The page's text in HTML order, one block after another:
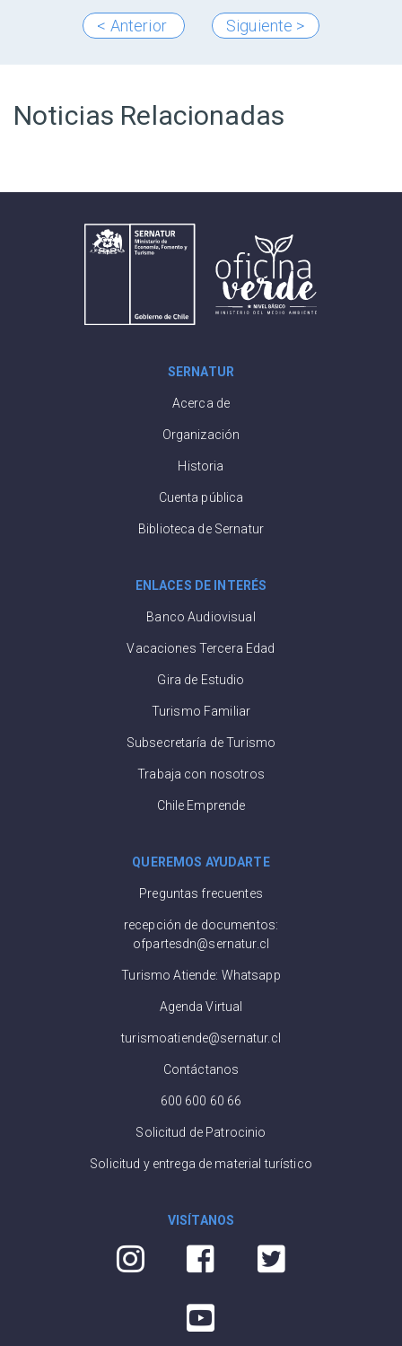
< Anterior Siguiente >
Noticias Relacionadas
SERNATUR
Acerca de
Organización
Historia
Cuenta pública
Biblioteca de Sernatur
ENLACES DE INTERÉS
Banco Audiovisual
Vacaciones Tercera Edad
Gira de Estudio
Turismo Familiar
Subsecretaría de Turismo
Trabaja con nosotros
Chile Emprende
QUEREMOS AYUDARTE
Preguntas frecuentes
recepción de documentos:
ofpartesdn@sernatur.cl
Turismo Atiende: Whatsapp
Agenda Virtual
turismoatiende@sernatur.cl
Contáctanos
600 600 60 66
Solicitud de Patrocinio
Solicitud y entrega de material turístico
VISÍTANOS